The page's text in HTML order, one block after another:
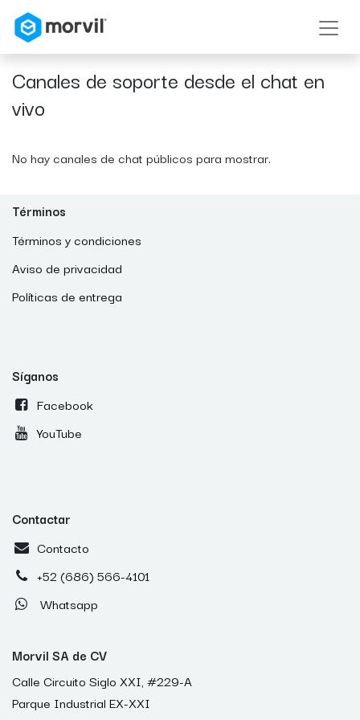
Canales de soporte desde el chat en
vivo
No hay canales de chat públicos para mostrar.
Términos
Términos y condiciones
Aviso de privacidad
Políticas de entrega
Síganos
Facebook
YouTube
Contactar
Contacto
+52 (686) 566-4101
Whatsapp
Morvil SA de CV
Calle Circuito Siglo XXI, #229-A
Parque Industrial EX-XXI